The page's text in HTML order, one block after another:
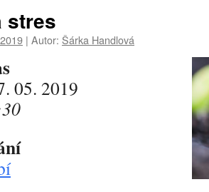
stres
| Autor: Šárka Handlová
05. 2019